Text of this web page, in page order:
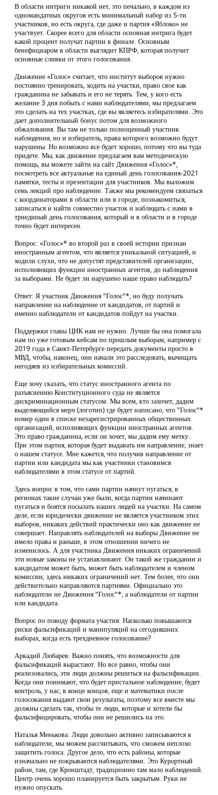
В области интриги никакой нет, это печально, в каждом из
одномандатных округов есть минимальный набор из 5-ти
участников, но есть округа, где даже и партия «Яблоко» не
участвует. Скорее всего для области основная интрига будет
какой процент получат партии в финале. Основным
бенефициаром в области выглядит КПРФ, которая получит
основные сливки от этого голосования.
Движение «Голос» считает, что институт выборов нужно
постоянно тренировать, ходить на участки, право свое как
гражданина не забывать и его не терять. Тем, у кого есть
желание 3 дня побыть с нами наблюдателями, мы предлагаем
это сделать на тех участках, где вы являетесь избирателями. Это
дает дополнительный бонус потом для возможного
обжалования. Вы там не только полноценный участник
наблюдения, но и избиратель, права которого возможно будут
нарушены. Но возможно все будет хорошо, потому что вы туда
придете. Мы, как движение предлагаем вам методическую
помощь, вы можете зайти на сайт Движения «Голос»*,
посмотреть все актуальные на единый день голосования-2021
памятки, тесты и презентации для участников. Мы выложим
семь лекций про наблюдение. Также мы рекомендуем связаться
с координаторами в области или в городе, познакомиться,
записаться и найти совместно участок и наблюдать с нами в
триединый день голосования, который и в области и в городе
точно будет интересен.
Вопрос: «Голос»* во второй раз в своей истории признан
иностранным агентом, что является уникальной ситуацией, и
ходили слухи, что не допустят представителей организации,
исполняющих функции иностранных агентов, до наблюдения
за выборами. Не будет ли нарушено наше право наблюдать?
Ответ: Я участник Движения "Голос"*, но буду получать
направление на наблюдение от кандидатов, от партий и
именно наблюдатели от кандидатов пойдут на участки.
Поддержки главы ЦИК нам не нужно. Лучше бы она помогала
нам по уже готовым кейсам по прошлым выборам, например с
2019 года в Санкт-Петербурге передать документы просто в
МВД, чтобы, наконец, они начали это расследовать, вычищать
негодяев из избирательных комиссий.
Еще хочу сказать, что статус иностранного агента по
разъяснению Конституционного суда не является
дискриминационным статусом. Мы всем, кто захочет, дадим
выделяющийся мерч (логотип) где будет написано, что "Голос"*
номер один в списке незарегистрированных общественных
организаций, исполняющих функции иностранных агентов.
Это право гражданина, если он хочет, мы дадим ему метку.
При этом партия, которая будет выдавать им направление, знает
о нашем статусе. Мне кажется, что получив направление от
партии или кандидата мы как участники становимся
наблюдателями в этом статусе от партий.
Здесь вопрос в том, что сами партии начнут пугаться, в
регионах такие случаи уже были, когда партии начинают
пугаться и боятся посылать наших людей на участки. На самом
деле, если юридически движение не является участником этих
выборов, никаких действий практически оно как движение не
совершает. Направлять наблюдателей на выборы Движение не
имело права и раньше, в этом отношении ничего не
изменилось. А для участника Движения никаких ограничений
эти новые законы не устанавливают. Он такой же гражданин и
кандидатом может быть, может быть наблюдателем и членом
комиссии, здесь никаких ограничений нет. Тем более, что они
действительно направляются партиями. Официально это
наблюдатели не Движения "Голос"*, а наблюдатели от партии
или кандидата.
Вопрос по поводу формата участия: Насколько повышаются
риски фальсификаций и манипуляций на сегодняшних
выборах, когда есть трехдневное голосование?
Аркадий Любарев: Важно понять, что возможности для
фальсификаций вырастают. Но все равно, чтобы они
реализовались, эти люди должны решиться на фальсификации.
Когда они понимают, что будет пристальное наблюдение, будет
контроль, у нас, в конце концов, еще и математики после
голосования выдают свои результаты, поэтому все вместе мы
должны сделать так, чтобы те люди, которые и хотели бы
фальсифицировать, чтобы они не решились на это.
Наталья Менькова: Люди довольно активно записываются в
наблюдатели, мы можем рассчитывать, что сможем неплохо
защитить голоса. Другое дело, что есть районы, которые
изначально не покрываются наблюдателями. Это Курортный
район, там, где Кронштадт, традиционно там мало наблюдений.
Центр очень хорошо планируется быть закрытым. Руки не
нужно опускать.